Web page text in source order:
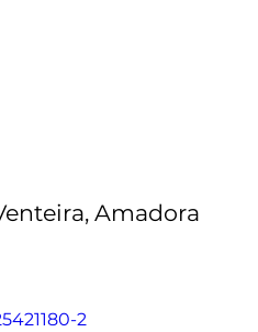
Amadora
2